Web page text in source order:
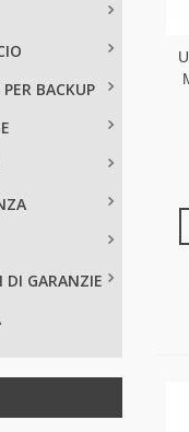
BACKUP
DI GARANZIE